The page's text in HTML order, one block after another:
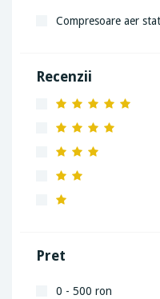
Compresoare aer
Recenzii
Pret
0 - 500 ron